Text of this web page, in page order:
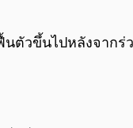
วขึ้นไปหลังจากร่ว